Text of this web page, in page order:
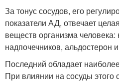
За тонус сосудов, его
показатели АД, отвечает
веществ организма
надпочечников, альдостерон
Последний обладает
При влиянии на сосуды этого